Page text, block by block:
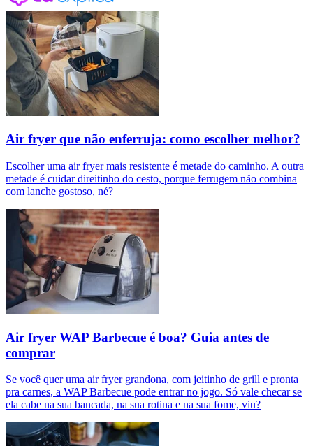
Air fryer que não enferruja: como escolher melhor?
Escolher uma air fryer mais resistente é metade do caminho. A outra
metade é cuidar direitinho do cesto, porque ferrugem não combina
com lanche gostoso, né?
Air fryer WAP Barbecue é boa? Guia antes de
comprar
Se você quer uma air fryer grandona, com jeitinho de grill e pronta
pra carnes, a WAP Barbecue pode entrar no jogo. Só vale checar se
ela cabe na sua bancada, na sua rotina e na sua fome, viu?